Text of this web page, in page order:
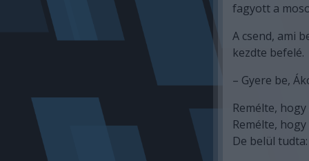
fagyott a
A csend, ami
kezdte befelé.
– Gyere be,
Remélte,
Remélte,
De belül